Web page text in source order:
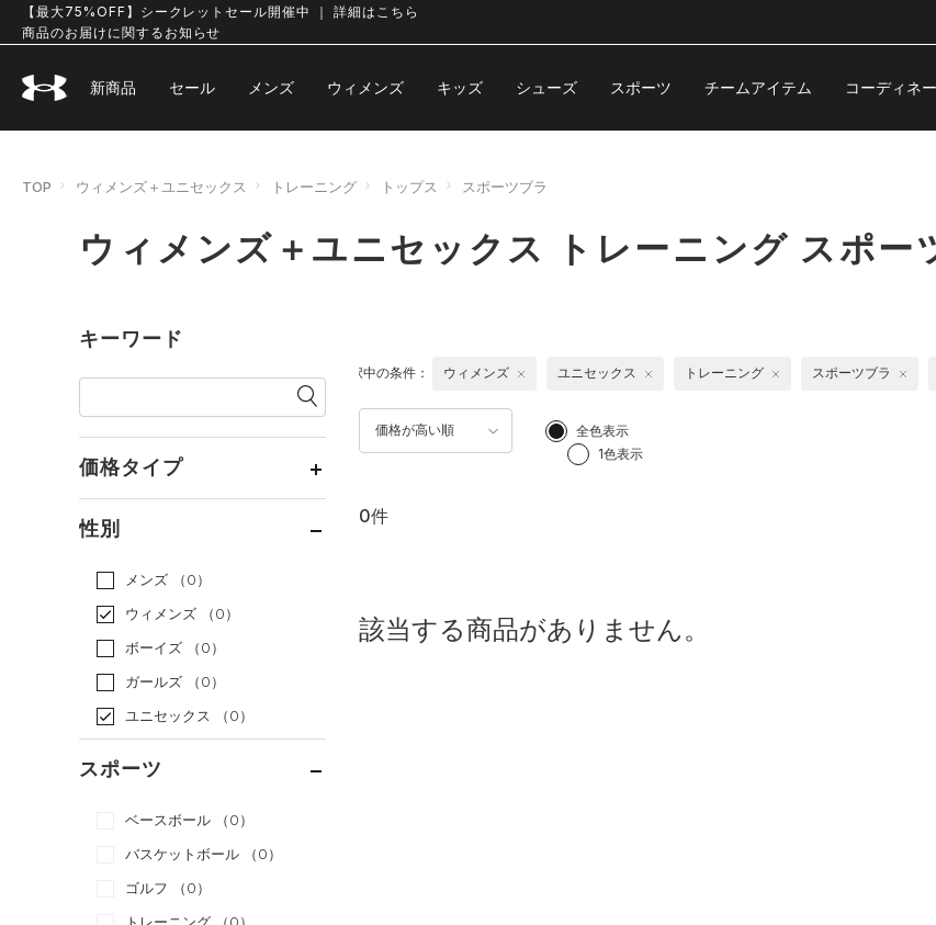
【最大75%OFF】シークレットセール開催中 ｜ 詳細はこちら
商品のお届けに関するお知らせ
新商品 セール メンズ ウィメンズ キッズ シューズ スポーツ チームアイテム コーディネ
TOP ウィメンズ＋ユニセックス トレーニング トップス スポーツブラ
ウィメンズ＋ユニセックス トレーニング スポー
キーワード
価格タイプ
性別
メンズ
（0）
ウィメンズ
（0）
ボーイズ
（0）
ガールズ
（0）
ユニセックス
（0）
スポーツ
ベースボール
（0）
バスケットボール
（0）
ゴルフ
（0）
価格が高い順
全色表示
1色表示
選択中の条件： ウィメンズ ユニセックス トレーニング スポーツブラ
0件
該当する商品がありません。